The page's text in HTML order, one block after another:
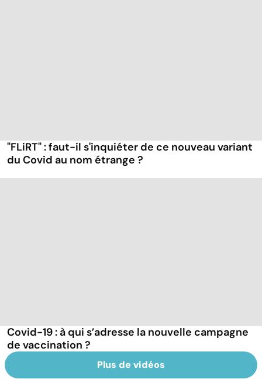
"FLiRT" : faut-il s'inquiéter de ce nouveau variant
du Covid au nom étrange ?
Covid-19 : à qui s’adresse la nouvelle campagne
de vaccination ?
Plus de vidéos